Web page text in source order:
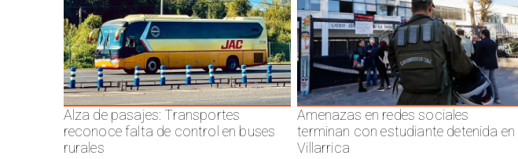
Alza de pasajes: Transportes
reconoce falta de control en buses
rurales
Amenazas en redes sociales
terminan con estudiante detenida en
Villarrica